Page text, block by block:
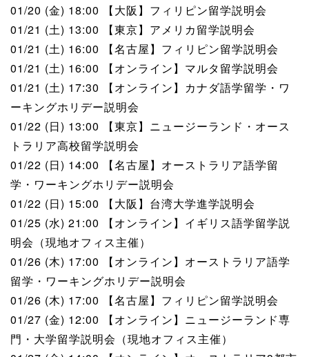
01/20 (金) 18:00 【大阪】フィリピン留学説明会
01/21 (土) 13:00 【東京】アメリカ留学説明会
01/21 (土) 16:00 【名古屋】フィリピン留学説明会
01/21 (土) 16:00 【オンライン】マルタ留学説明会
01/21 (土) 17:30 【オンライン】カナダ語学留学・ワ
ーキングホリデー説明会
01/22 (日) 13:00 【東京】ニュージーランド・オース
トラリア高校留学説明会
01/22 (日) 14:00 【名古屋】オーストラリア語学留
学・ワーキングホリデー説明会
01/22 (日) 15:00 【大阪】台湾大学進学説明会
01/25 (水) 21:00 【オンライン】イギリス語学留学説
明会（現地オフィス主催）
01/26 (木) 17:00 【オンライン】オーストラリア語学
留学・ワーキングホリデー説明会
01/26 (木) 17:00 【名古屋】フィリピン留学説明会
01/27 (金) 12:00 【オンライン】ニュージーランド専
門・大学留学説明会（現地オフィス主催）